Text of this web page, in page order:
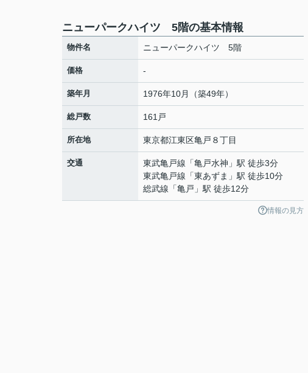
ニューパークハイツ 5階の基本情報
物件名 ニューパークハイツ 5階
価格 -
築年月 1976年10月（築49年）
総戸数 161戸
所在地 東京都江東区亀戸 ８丁目
交通 東武亀戸線 「亀戸水神 」駅 徒歩3分
東武亀戸線 「東あずま 」駅 徒歩10分
総武線 「亀戸 」駅 徒歩12分
情報の見方